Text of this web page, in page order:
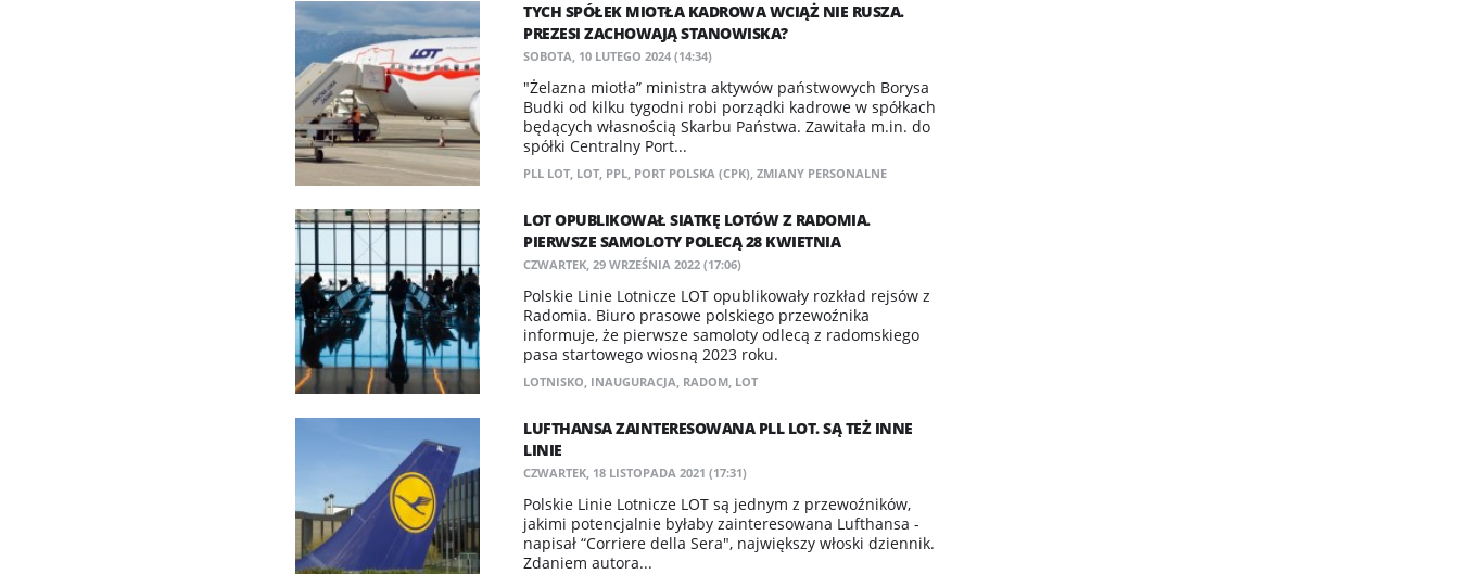
TYCH SPÓŁEK MIOTŁA KADROWA WCIĄŻ NIE RUSZA.
PREZESI ZACHOWAJĄ STANOWISKA?
SOBOTA, 10 LUTEGO 2024 (14:34)
"Żelazna miotła” ministra aktywów państwowych Borysa
Budki od kilku tygodni robi porządki kadrowe w spółkach
będących własnością Skarbu Państwa. Zawitała m.in. do
spółki Centralny Port...
PLL LOT, LOT, PPL, PORT POLSKA (CPK), ZMIANY PERSONALNE
LOT OPUBLIKOWAŁ SIATKĘ LOTÓW Z RADOMIA.
PIERWSZE SAMOLOTY POLECĄ 28 KWIETNIA
CZWARTEK, 29 WRZEŚNIA 2022 (17:06)
Polskie Linie Lotnicze LOT opublikowały rozkład rejsów z
Radomia. Biuro prasowe polskiego przewoźnika
informuje, że pierwsze samoloty odlecą z radomskiego
pasa startowego wiosną 2023 roku.
LOTNISKO, INAUGURACJA, RADOM, LOT
LUFTHANSA ZAINTERESOWANA PLL LOT. SĄ TEŻ INNE
LINIE
CZWARTEK, 18 LISTOPADA 2021 (17:31)
Polskie Linie Lotnicze LOT są jednym z przewoźników,
jakimi potencjalnie byłaby zainteresowana Lufthansa -
napisał “Corriere della Sera", największy włoski dziennik.
Zdaniem autora...